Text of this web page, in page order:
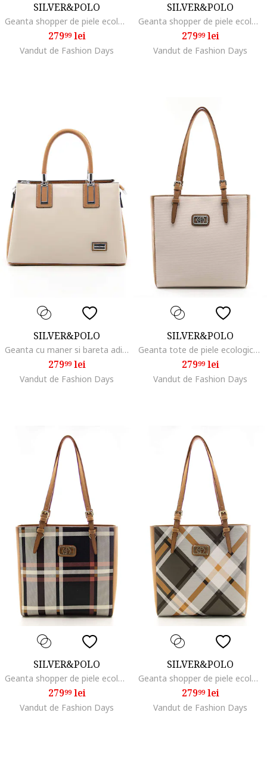
SILVER&POLO
Geanta shopper de piele ecologica, Negru/Gri
27999lei
Vandut de Fashion Days
SILVER&POLO
Geanta shopper de piele ecologica cu model in carouri, Alb/Albastru deschis/Bleumarin
27999lei
Vandut de Fashion Days
SILVER&POLO
Geanta cu maner si bareta aditionala, Maro/Bej
27999lei
Vandut de Fashion Days
SILVER&POLO
Geanta tote de piele ecologica, Maro/Bej
27999lei
Vandut de Fashion Days
SILVER&POLO
Geanta shopper de piele ecologica cu model in carouri, Maro/Bej/Negru stins
27999lei
Vandut de Fashion Days
SILVER&POLO
Geanta shopper de piele ecologica in carouri, Alb/Gri/Caramel
27999lei
Vandut de Fashion Days